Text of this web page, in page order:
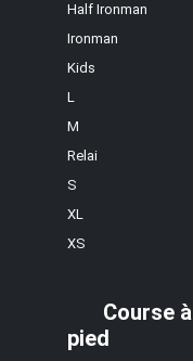
Half Ironman
Ironman
Kids
L
M
Relai
S
XL
XS
Course à
pied